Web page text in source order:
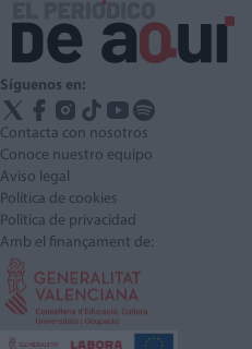
Síguenos en:
Contacta con nosotros
Conoce nuestro equipo
Aviso legal
Política de cookies
Política de privacidad
Amb el finançament de: